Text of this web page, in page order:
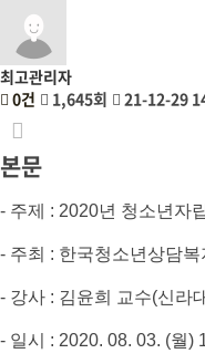
최고관리자
0건
1,645회 21-12-29
본문
- 주제 : 2020년 청소년자
- 주최 : 한국청소년상담복
- 강사 : 김윤희 교수(신라
- 일시 : 2020. 08. 03. (월)